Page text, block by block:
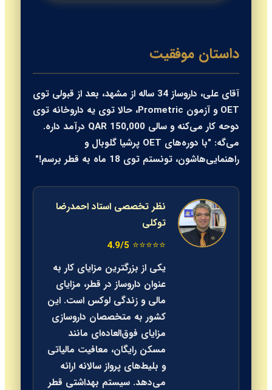
داستان موفقیت
آقای علی، داروساز 34 ساله از مشهد، بعد از قبولی توی
OET و آزمون Prometric، حالا توی یه داروخانه توی
دوحه کار می‌کنه و سالی 150,000 QAR درآمد داره.
می‌گه: "با دوره‌های OET پرشیا گلوبال و
راهنمایی‌هاشون، تونستم توی 18 ماه به قطر برسم!"
نظر تخصصی استاد احمدرضا
توکلی
⭐⭐⭐⭐⭐ 4.9/5
یکی از بزرگترین مزایای کار به
عنوان داروساز در قطر، مزایای
مالی و زندگی لوکس است. این
کشور به متخصصان داروسازی
مزایای فوق‌العاده‌ای مانند
مسکن رایگان، معافیت مالیاتی
و بلیط‌های پرواز سالانه ارائه
می‌دهد. سیستم بهداشتی قطر